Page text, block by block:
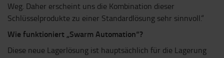
Weg. Daher erscheint uns die Kombination dieser
Schlüsselprodukte zu einer Standardlösung sehr sinnvoll.“
Wie funktioniert „Swarm Automation“?
Diese neue Lagerlösung ist hauptsächlich für die Lagerung